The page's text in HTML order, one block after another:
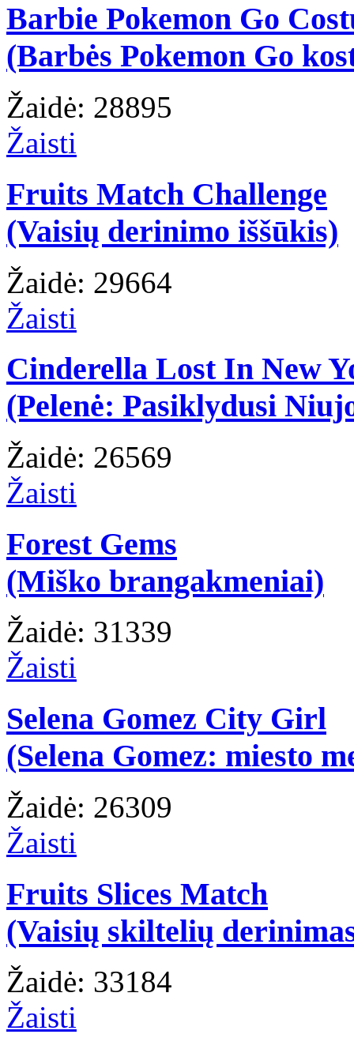
Barbie Pokemon Go
(Barbės Pokemon Go
Žaidė: 28895
Žaisti
Fruits Match Challenge
(Vaisių derinimo iššūkis)
Žaidė: 29664
Žaisti
Cinderella Lost In New
(Pelenė: Pasiklydusi
Žaidė: 26569
Žaisti
Forest Gems
(Miško brangakmeniai)
Žaidė: 31339
Žaisti
Selena Gomez City Girl
(Selena Gomez: miesto
Žaidė: 26309
Žaisti
Fruits Slices Match
(Vaisių skiltelių
Žaidė: 33184
Žaisti